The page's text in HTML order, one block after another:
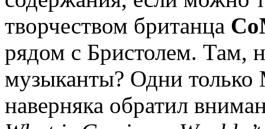
творчеством британца
рядом с Бристолем. Там,
музыканты? Одни только
наверняка обратил